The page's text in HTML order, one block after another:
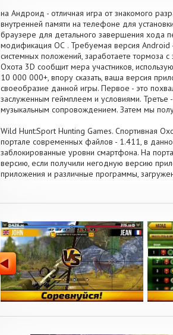
на Андроид - отличная игра от знакомого
внутренней памяти на телефоне для
браузере для детального завершения хода
модификация ОС . Требуемая версия Android
системных положений, заработаете тормоза
Охота 3D сообщит мера участников,
10 000 000+, впору сказать, ваша версия
своеобразие данной игры. Первое - это
заслуженным геймплеем и условиями.
музыкальным сопровождением. Затем мы
Wild Hunt:Sport Hunting Games. Спортивная
портале современных файлов - 1.411, в
заблокированные уровни смартфона. На
версию, если получили негодную версию
приложения и различные программы,